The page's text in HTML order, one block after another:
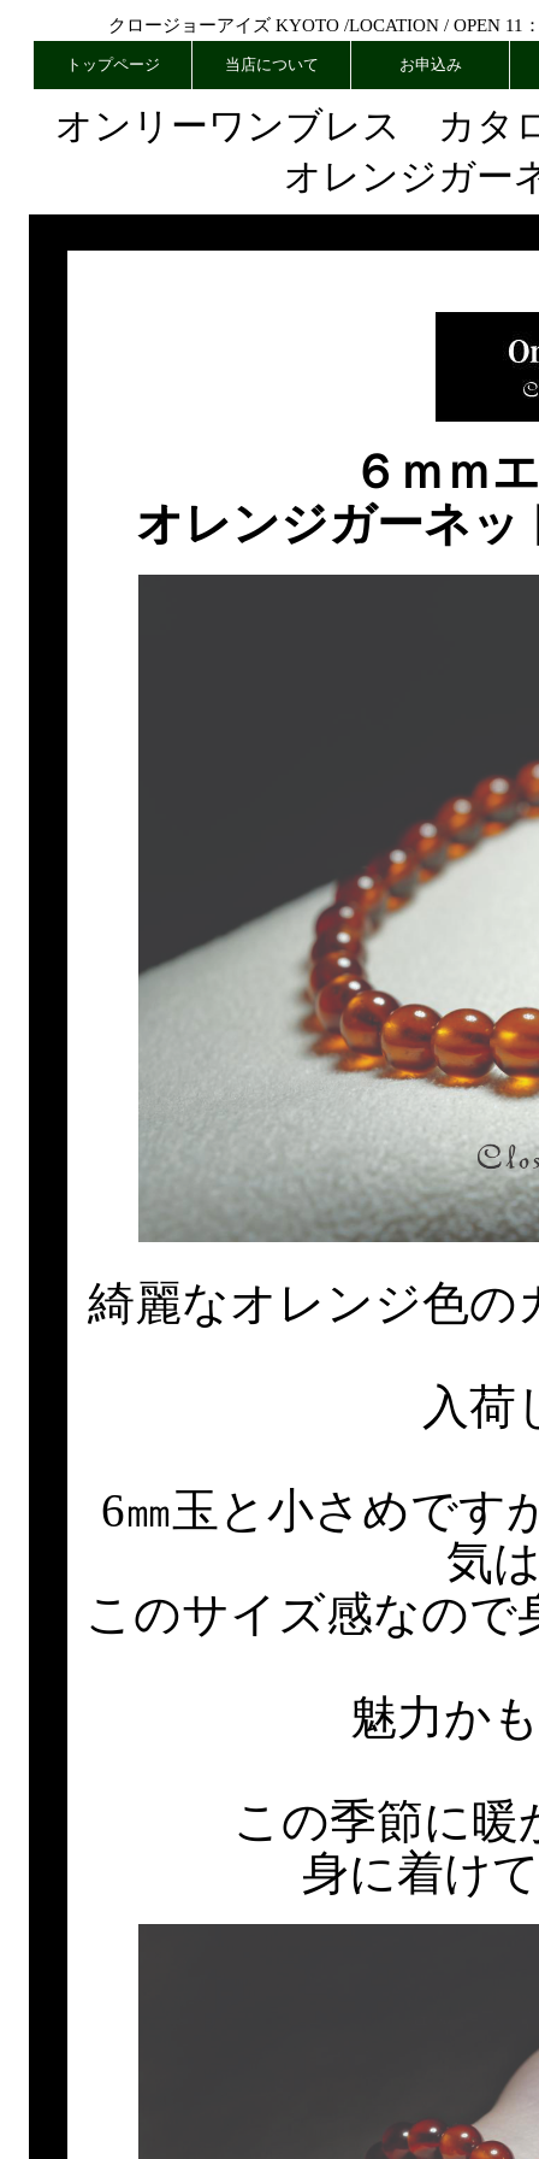
クロージョーアイズ KYOTO /LOCATION/ OPEN 11
トップページ 当店について お申込み
オンリーワンブレス カタ
オレンジガー
６ｍｍ
オレンジガーネ
綺麗なオレンジ色の
入
6㎜玉と小さめです
気
このサイズ感なの
魅力か
この季節に暖
身に着け